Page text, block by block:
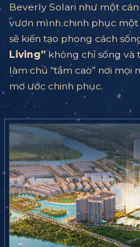
Beverly Solari như một
vươn mình chinh phục một
sẽ kiến tạo phong cách
Living”không chỉ sống và
làm chủ “tầm cao” nơi mọi
mơ ước chinh phục.